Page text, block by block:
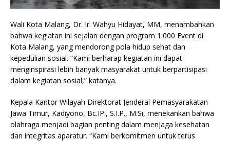
Wali Kota Malang, Dr. Ir. Wahyu Hidayat, MM, menambahkan
bahwa kegiatan ini sejalan dengan program 1.000 Event di
Kota Malang, yang mendorong pola hidup sehat dan
kepedulian sosial. “Kami berharap kegiatan ini dapat
menginspirasi lebih banyak masyarakat untuk berpartisipasi
dalam kegiatan sosial,” katanya.
Kepala Kantor Wilayah Direktorat Jenderal Pemasyarakatan
Jawa Timur, Kadiyono, Bc.IP., S.I.P., M.Si, menekankan bahwa
olahraga menjadi bagian penting dalam menjaga kesehatan
dan integritas aparatur. “Kami berkomitmen untuk terus